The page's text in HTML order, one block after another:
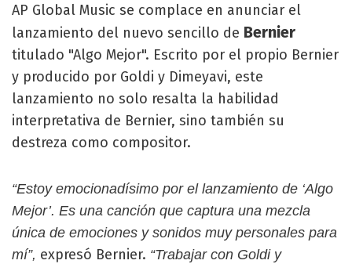
AP Global Music se complace en anunciar el
lanzamiento del nuevo sencillo de Bernier
titulado "Algo Mejor". Escrito por el propio Bernier
y producido por Goldi y Dimeyavi, este
lanzamiento no solo resalta la habilidad
interpretativa de Bernier, sino también su
destreza como compositor.
“Estoy emocionadísimo por el lanzamiento de ‘Algo
Mejor’. Es una canción que captura una mezcla
única de emociones y sonidos muy personales para
mí”, expresó Bernier. “Trabajar con Goldi y